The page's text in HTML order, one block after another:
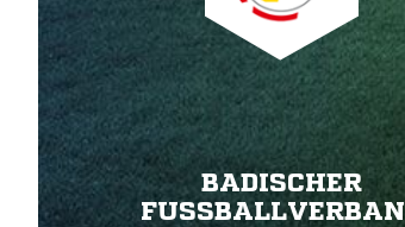
BADISCHER
FUSSBALLVERBAND